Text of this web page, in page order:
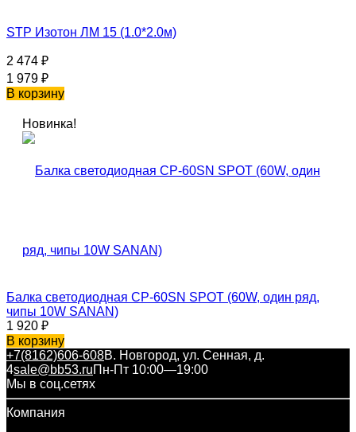
STP Изотон ЛМ 15 (1.0*2.0м)
2 474 ₽
1 979 ₽
В корзину
Новинка!
Балка светодиодная CP-60SN SPOT (60W, один ряд,
чипы 10W SANAN)
1 920 ₽
В корзину
+7(8162)606-608В. Новгород, ул. Сенная, д.
4sale@bb53.ruПн-Пт 10:00—19:00
Мы в соц.сетях
Компания